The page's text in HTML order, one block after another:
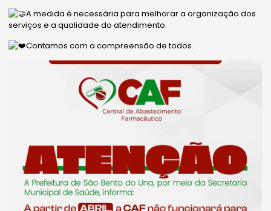
A medida é necessária para melhorar a organização dos
serviços e a qualidade do atendimento.
Contamos com a compreensão de todos.